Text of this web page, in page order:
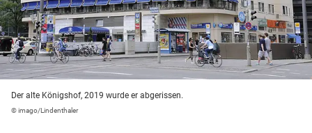
Der alte Königshof, 2019 wurde er abgerissen.
© imago/Lindenthaler